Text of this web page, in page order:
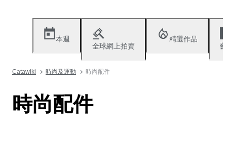
本週
全球網上拍賣
精選作品
Catawiki 時尚及運動 時尚配件
時尚配件